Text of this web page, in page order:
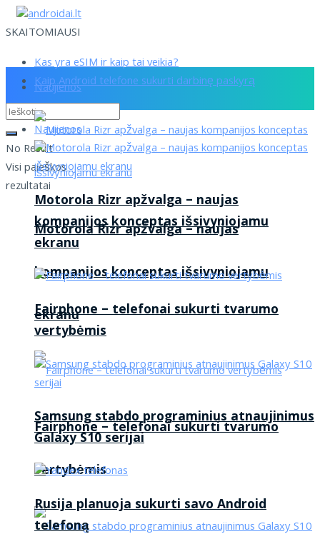
SKAITOMIAUSI
Kas yra eSIM ir kaip tai veikia?
Kaip Android telefone sukurti darbinę paskyrą
No Result
Visi paieškos
rezultatai
Naujienos
Motorola Rizr apžvalga – naujas
kompanijos konceptas išsivyniojamu
ekranu
Fairphone – telefonai sukurti tvarumo
vertybėmis
Naujienos
Motorola Rizr apžvalga – naujas
kompanijos konceptas išsivyniojamu
ekranu
Fairphone – telefonai sukurti tvarumo
vertybėmis
Samsung stabdo programinius atnaujinimus
Galaxy S10 serijai
Rusija planuoja sukurti savo Android
telefoną